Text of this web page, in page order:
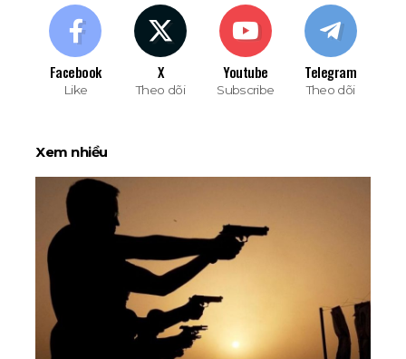
Facebook
Like
X
Theo dõi
Youtube
Subscribe
Telegram
Theo dõi
Xem nhiều